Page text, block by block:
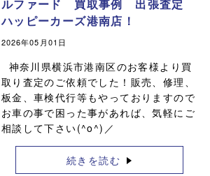
ルファード 買取事例 出張査定
ハッピーカーズ港南店！
2026年05月01日
神奈川県横浜市港南区のお客様より買
取り査定のご依頼でした！販売、修理、
板金、車検代行等もやっておりますので
お車の事で困った事があれば、気軽にご
相談して下さい(^o^)／
続きを読む